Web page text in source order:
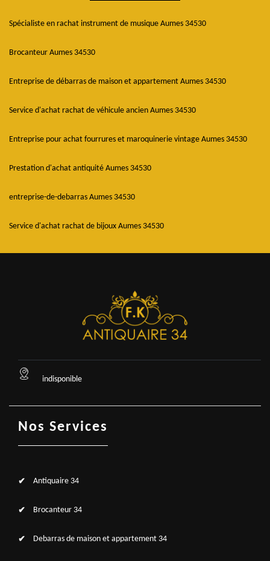
Spécialiste en rachat instrument de musique Aumes 34530
Brocanteur Aumes 34530
Entreprise de débarras de maison et appartement Aumes 34530
Service d'achat rachat de véhicule ancien Aumes 34530
Entreprise pour achat fourrures et maroquinerie vintage Aumes 34530
Prestation d'achat antiquité Aumes 34530
entreprise-de-debarras Aumes 34530
Service d'achat rachat de bijoux Aumes 34530
indisponible
Nos Services
Antiquaire 34
Brocanteur 34
Debarras de maison et appartement 34